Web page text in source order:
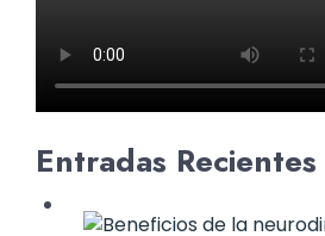
Entradas Recientes